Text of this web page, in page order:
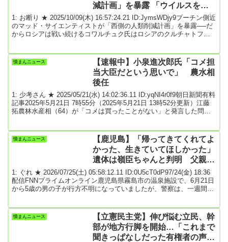
減計画」を暴露 「ウイルスを使
った生物兵器が人類の大多数を排
除」
1: お断り ★ 2025/10/09(木) 16:57:24.21 ID:JymsWDjy9プーチン側近
のマッド・サイエンティストが「西側の人類削減計画」を暴露──だ
からロシアは戦い続けるコワルチュク氏はロシアのクルチャトフ原
じた。ロシアと西側諸国の緊張は、プーチンが2022年2月にウクライ
ナへの全面侵攻を開始してから一気に高まり、第二次大戦以降最大
の犠牲者を出す戦争となった...
憤まんニュース
【速報中】小泉進次郎氏「コメ担
当大臣だという思いで」 農水相
後任
1: 少考さん ★ 2025/05/21(水) 14:02:36.11 ID:yqNI4r0f9朝日新聞有料
記事2025年5月21日 7時55分（2025年5月21日 13時52分更新）江藤
拓農林水産相（64）が「コメは買ったことがない」と発言した問題
反発は収まらず、主要野党が追及姿勢を強めていることから、更迭
は避けられないとの考えに傾いた。江藤農水相後任に小泉進次郎
憤まんニュース
【鹿児島】「帰ってきてくれてよ
かった、生きていてほしかった」
遺体は嶺臣ちゃんと判明 父親が
胸中を語る 霧島市
1: ぐれ ★ 2026/07/25(土) 05:58:12.11 ID:0U5cT0dP97/24(金) 18:36
配信FNNプライムオンライン鹿児島県霧島市の温泉施設で、6月21日
から5歳の男の子が行方不明になっていましたが、警察は、一週間前
児、田中嶺臣ちゃんの行方が、6月21日から分からなくなり、7月17
日には、近くの川で遺体が発見されていました。警察はきょう夕
憤まんニュース
【立憲民主党】伸び悩む立民、幹
部が地方行脚を開始…「これまで
聞きっぱなしだった有権者の声を